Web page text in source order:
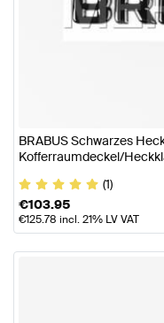
BRABUS Schwarzes
Kofferraumdeckel/
(1)
€103.95
€125.78 incl. 21% LV VAT